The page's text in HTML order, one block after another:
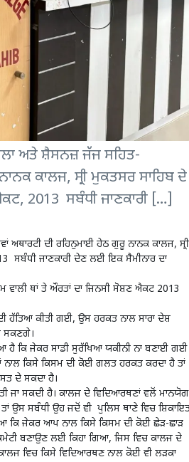
ਅਤੇ ਸ਼ੈਸਨਜ਼ ਜੱਜ ਸਹਿਤ-
ਕਾਲਜ, ਸ੍ਰੀ ਮੁਕਤਸਰ ਸਾਹਿਬ ਦੇ
2013 ਸਬੰਧੀ ਜਾਣਕਾਰੀ […]
ਦੀ ਰਹਿਨੁਮਾਈ ਹੇਠ ਗੁਰੂ ਨਾਨਕ ਕਾਲਜ, ਸ੍ਰੀ
ਸਬੰਧੀ ਜਾਣਕਾਰੀ ਦੇਣ ਲਈ ਇਕ ਸੈਮੀਨਾਰ ਦਾ
ਤੇ ਔਰਤਾਂ ਦਾ ਜਿਨਸੀ ਸੋਸ਼ਣ ਐਕਟ 2013
ਕੀਤੀ ਗਈ, ਉਸ ਹਰਕਤ ਨਾਲ ਸਾਰਾ ਦੇਸ਼
ਸਕਣਗੇ।
ਜੇਕਰ ਸਾਡੀ ਸੁਰੱਖਿਆ ਯਕੀਨੀ ਨਾ ਬਣਾਈ ਗਈ
ਕਿਸੇ ਕਿਸਮ ਦੀ ਕੋਈ ਗਲਤ ਹਰਕਤ ਕਰਦਾ ਹੈ ਤਾਂ
ਦੇ ਸਕਦਾ ਹੈ।
ਸਕਦੀ ਹੈ। ਕਾਲਜ ਦੇ ਵਿਦਿਆਰਥਣਾਂ ਵਲੋਂ ਮਾਨਯੋਗ
ਉਸ ਸਬੰਧੀ ਉਹ ਜਦੋਂ ਵੀ ਪੁਲਿਸ ਥਾਣੇ ਵਿਚ
ਕਿ ਜੇਕਰ ਆਪ ਨਾਲ ਕਿਸੇ ਕਿਸਮ ਦੀ ਕੋਈ ਛੇੜ-ਛਾੜ
ਬਣਾਉਣ ਲਈ ਕਿਹਾ ਗਿਆ, ਜਿਸ ਵਿਚ ਕਾਲਜ ਦੇ
ਵਿਚ ਕਿਸੇ ਵਿਦਿਆਰਥਣ ਨਾਲ ਕੋਈ ਵੀ ਲੜਕਾ